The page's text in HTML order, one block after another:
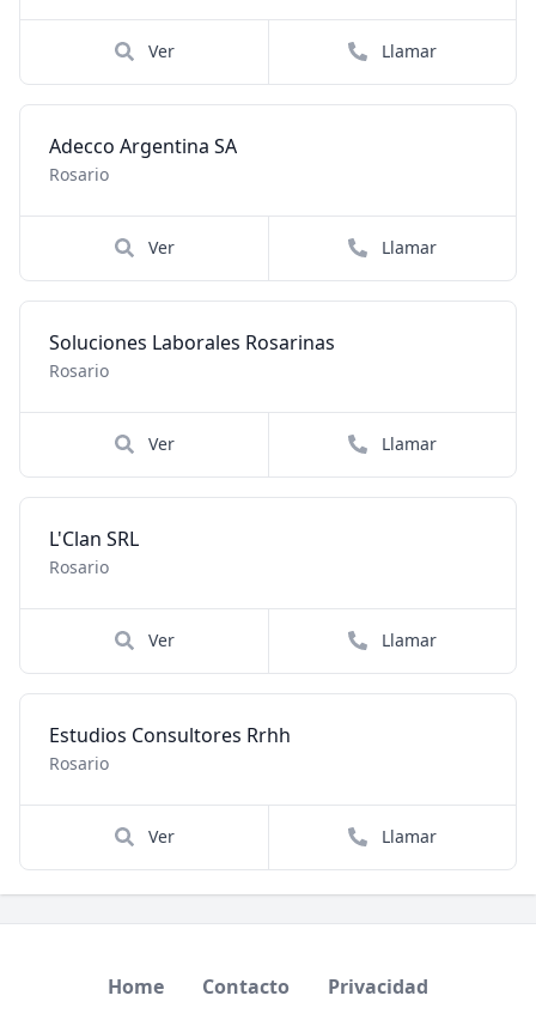
Ver Llamar
Adecco Argentina SA
Rosario
Ver Llamar
Soluciones Laborales Rosarinas
Rosario
Ver Llamar
L'Clan SRL
Rosario
Ver Llamar
Estudios Consultores Rrhh
Rosario
Ver Llamar
Home Contacto Privacidad